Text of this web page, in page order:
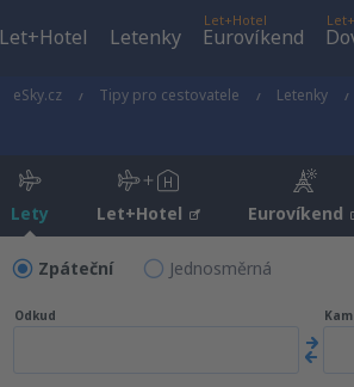
Let+Hotel Letenky
Let+Hotel
Eurovíkend
eSky.cz Tipy pro cestovatele Letenky
Lety Let+Hotel Eurovíkend
Zpáteční Jednosměrná
Odkud Kam